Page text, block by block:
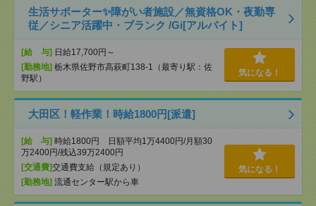
生活サポーター✨障がい者施設／無資格OK・夜勤専
従／シニア活躍中・ブランク /Gi[アルバイト]
[給 与] 日給17,700円～
[勤務地] 栃木県佐野市高萩町138-1（最寄り駅：佐
野駅）
気になる！
大田区！軽作業！時給1800円[派遣]
[給 与] 時給1800円 日額平均1万4400円/月額30
万2400円/残込39万2400円
[交通費]交通費支給（規定あり）
[勤務地] 流通センター駅から車
気になる！